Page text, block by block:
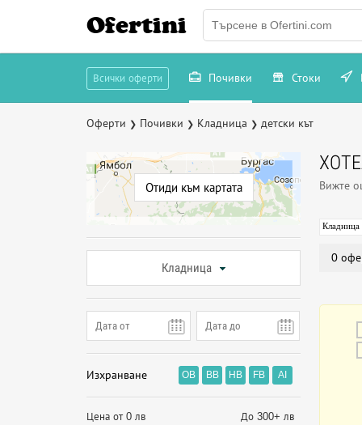
Ofertini
Всички оферти Почивки Стоки
Оферти ❯ Почивки ❯ Кладница ❯ детски кът
Отиди към картата
Кладница
Изхранване OB BB HB FB AI
Цена от 0 лв До 300+ лв
Вижте
Кладница
0